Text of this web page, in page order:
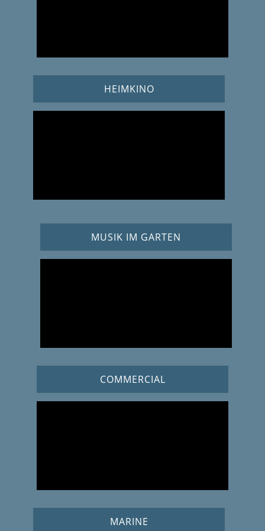
HEIMKINO
MUSIK IM GARTEN
COMMERCIAL
MARINE